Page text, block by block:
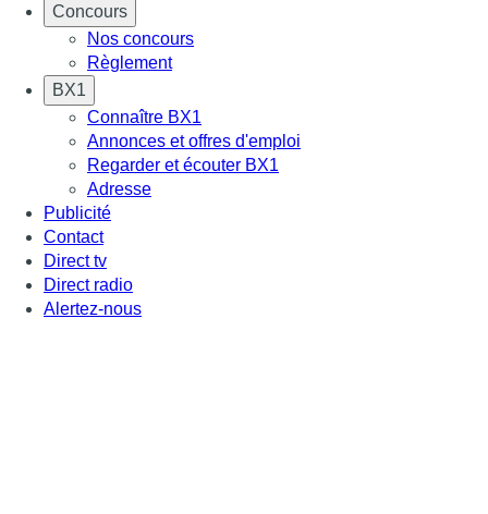
Concours
Nos concours
Règlement
BX1
Connaître BX1
Annonces et offres d'emploi
Regarder et écouter BX1
Adresse
Publicité
Contact
Direct tv
Direct radio
Alertez-nous